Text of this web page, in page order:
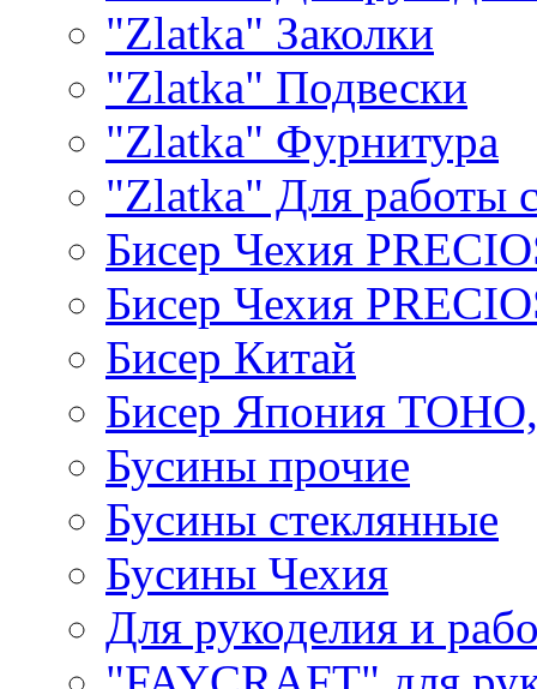
"Zlatka" Заколки
"Zlatka" Подвески
"Zlatka" Фурнитура
"Zlatka" Для работы
Бисер Чехия
Бисер Чехия
Бисер Китай
Бисер Япония
Бусины прочие
Бусины стеклянные
Бусины Чехия
Для рукоделия и